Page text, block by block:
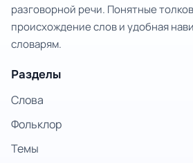
разговорной речи. Понятные
происхождение слов и удобная
словарям.
Разделы
Слова
Фольклор
Темы